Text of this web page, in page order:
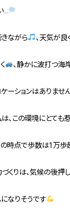
…
ながら 、天気が
、静かに波打つ海
ーションはありません
、この環境にとても
時点で歩数は1万歩
くりは、気候の後押
なりそうです